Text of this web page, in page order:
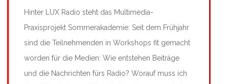
Hinter LUX Radio steht das Multimedia-
Praxisprojekt Sommerakademie. Seit dem Frühjahr
sind die Teilnehmenden in Workshops fit gemacht
worden für die Medien: Wie entstehen Beiträge
und die Nachrichten fürs Radio? Worauf muss ich